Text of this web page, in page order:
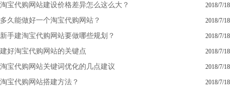
淘宝代购网站建设价格差异怎么这么大？ 2018/7/18
多久能做好一个淘宝代购网站？ 2018/7/18
新手建淘宝代购网站要做哪些规划？ 2018/7/18
建好淘宝代购网站的关键点 2018/7/18
淘宝代购网站关键词优化的几点建议 2018/7/18
淘宝代购网站搭建方法？ 2018/7/18